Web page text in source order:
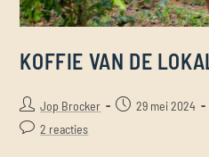
KOFFIE VAN DE
Jop Brocker 29 mei 2024
2 reacties